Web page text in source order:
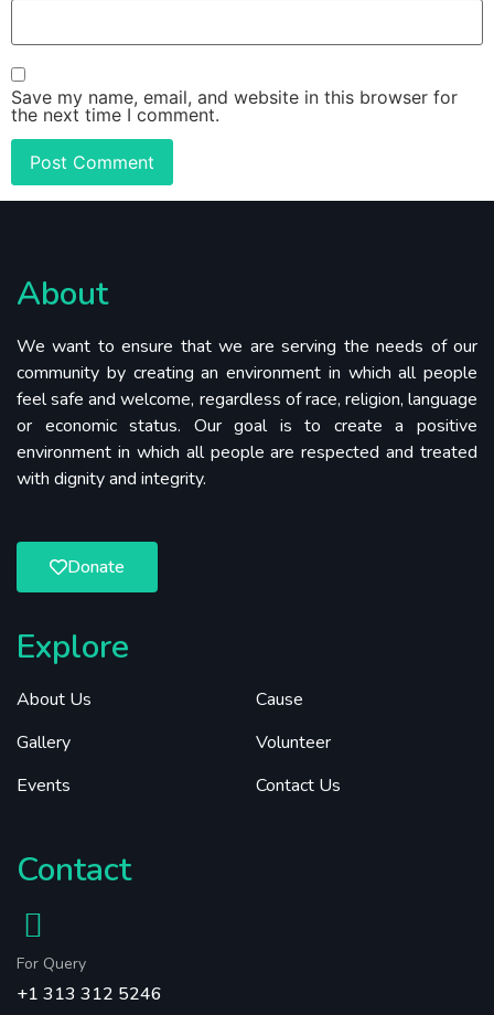
Save my name, email, and website in this browser for
the next time I comment.
About
We want to ensure that we are serving the needs of our
community by creating an environment in which all people
feel safe and welcome, regardless of race, religion, language
or economic status. Our goal is to create a positive
environment in which all people are respected and treated
with dignity and integrity.
Donate
Explore
About Us
Gallery
Events
Cause
Volunteer
Contact Us
Contact
For Query
+1 313 312 5246